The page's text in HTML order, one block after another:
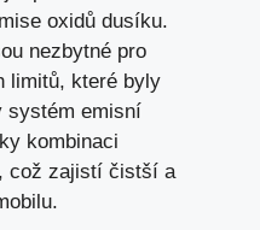
oxidů dusíku.
nezbytné pro
limitů, které byly
systém emisní
kombinaci
což zajistí čistší a